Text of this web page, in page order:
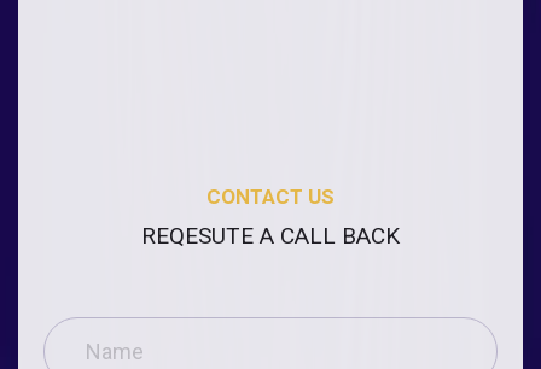
CONTACT US
REQESUTE A CALL BACK